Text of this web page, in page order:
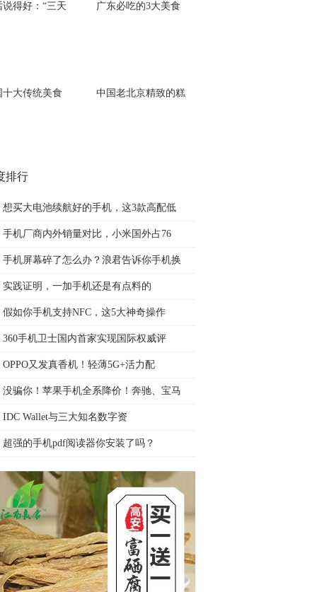
说得好：“三天 广东必吃的3大美食
十大传统美食 中国老北京精致的糕
排行
想买大电池续航好的手机，这3款高配低
手机厂商内外销量对比，小米国外占76
手机屏幕碎了怎么办？浪君告诉你手机换
实践证明，一加手机还是有点料的
假如你手机支持NFC，这5大神奇操作
360手机卫士国内首家实现国际权威评
OPPO又发真香机！轻薄5G+活力配
没骗你！苹果手机全系降价！奔驰、宝马
IDC Wallet与三大知名数字资
超强的手机pdf阅读器你安装了吗？